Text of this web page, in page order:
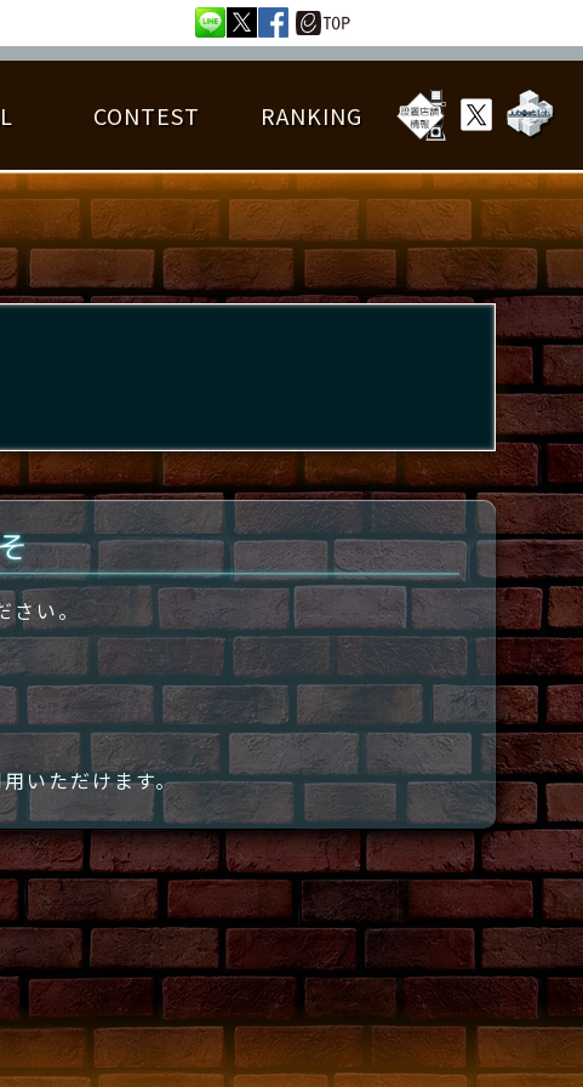
楽曲データ 詳細楽曲データ
ねんごろチャレンジ EDIT譜面
フレンドリスト
CONTEST
？
RANKING
TOTAL BEST SCORE RANKING
い。
いただけます。